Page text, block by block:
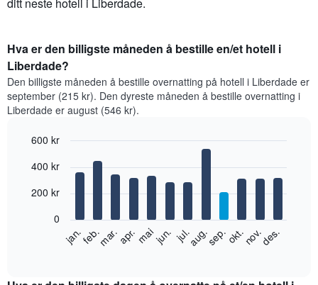
ditt neste hotell i Liberdade.
Hva er den billigste måneden å bestille en/et hotell i
Liberdade?
Den billigste måneden å bestille overnatting på hotell i Liberdade er
september (215 kr). Den dyreste måneden å bestille overnatting i
Liberdade er august (546 kr).
chart
12
Diagrammet
nedenfor
graphic.
jan.feb.mar.apr.maijun. jul.aug.sep.okt.nov.des.
0
200 kr
400 kr
600 kr